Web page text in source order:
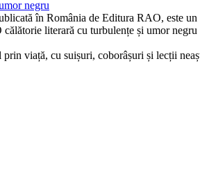
negru
în România de Editura RAO, este
literară cu turbulențe și umor
viață, cu suișuri, coborâșuri și lecții